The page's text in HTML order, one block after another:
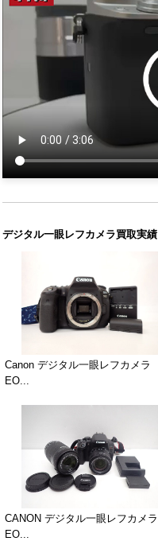
デジタル一眼レフカメラ買取実績
Canon デジタル一眼レフカメラ
EO...
CANON デジタル一眼レフカメラ
EO...